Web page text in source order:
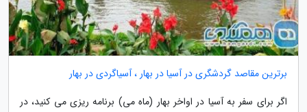
برترین مقاصد گردشگری در آسیا در بهار ، آسیاگردی در بهار
اگر برای سفر به آسیا در اواخر بهار (ماه می) برنامه ریزی می کنید، در